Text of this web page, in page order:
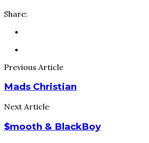
Share:
Previous Article
Mads Christian
Next Article
$mooth & BlackBoy